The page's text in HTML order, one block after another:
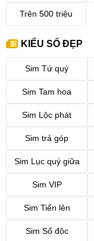
Trên 500 triệu
KIỂU SỐ ĐẸP
Sim Tứ quý
Sim Tam hoa
Sim Lộc phát
Sim trả góp
Sim Lục quý giữa
Sim VIP
Sim Tiến lên
Sim Số độc